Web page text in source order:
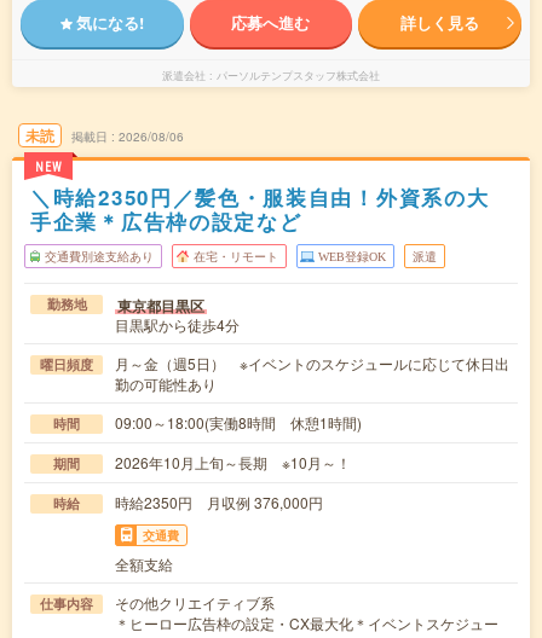
気になる! 応募へ進む 詳しく見る
派遣会社 パーソルテンプスタッフ株式会社
未読
NEW
掲載日 2026/08/06
＼時給2350円／髪色・服装自由！外資系の大
手企業＊広告枠の設定など
交通費別途支給あり 在宅・リモート WEB登録OK 派遣
勤務地 東京都目黒区
目黒駅から徒歩4分
曜日頻度
月～金（週5日） ※イベントのスケジュールに応じて休日出
勤の可能性あり
時間 09:00～18:00(実働8時間 休憩1時間)
期間 2026年10月上旬～長期 ※10月～！
時給 時給2350円 月収例 376,000円
交通費
全額支給
仕事内容
その他クリエイティブ系
＊ヒーロー広告枠の設定・CX最大化＊イベントスケジュー